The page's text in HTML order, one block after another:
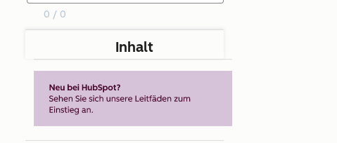
0 / 0
Inhalt